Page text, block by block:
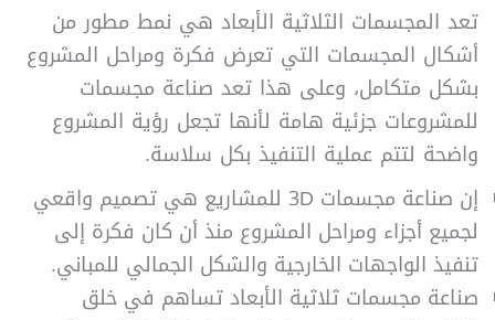
تعد المجسمات الثلاثية الأبعاد هي نمط مطور من
أشكال المجسمات التي تعرض فكرة ومراحل المشروع
بشكل متكامل، وعلى هذا تعد صناعة مجسمات
للمشروعات جزئية هامة لأنها تجعل رؤية المشروع
واضحة لتتم عملية التنفيذ بكل سلاسة.
إن صناعة مجسمات 3D للمشاريع هي تصميم واقعي
لجميع أجزاء ومراحل المشروع منذ أن كان فكرة إلى
تنفيذ الواجهات الخارجية والشكل الجمالي للمباني.
صناعة مجسمات ثلاثية الأبعاد تساهم في خلق